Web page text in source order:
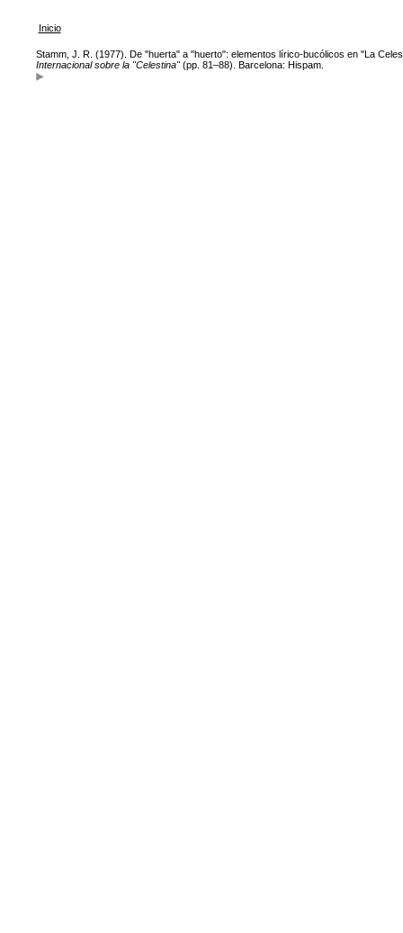
Inicio
Stamm, J. R. (1977). De "huerta" a "huerto": elementos lírico-bucólicos en "La
Internacional sobre la "Celestina"(pp. 81–88). Barcelona: Hispam.